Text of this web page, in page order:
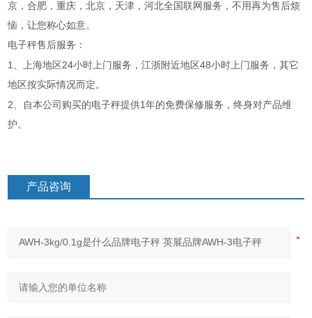
京，合肥，重庆，北京，天津，河北全国联网服务，不用再为售后烦
恼，让您称心如意。
电子秤售后服务：
1 、上海地区24小时上门服务，江浙附近地区48小时上门服务，其它
地区按实际情况而定。
2、自本公司购买的电子秤提供1年的免费保修服务，终身对产品维
护。
产品咨询